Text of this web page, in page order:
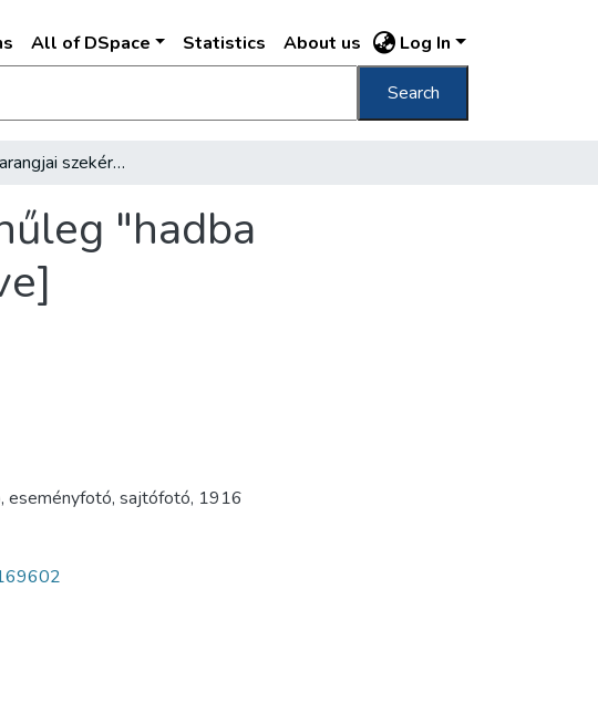
All of DSpace Statistics About us Log In
Search
[A Bazilika harangjai szekéren, valószínűleg "hadba vonulásukkor", ágyúöntéshez leszerelve]
"hadba
, eseményfotó, sajtófotó, 1916